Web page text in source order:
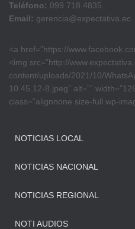
Teléfono: 099 718 4835
Email: gerencia@expectativa.ec
<a href=”https://
<img src=”http://
content/uploads/2021/10/
10.45.12-8.jpeg” alt=””
class=”alignnone size-full wp-
NOTICIAS LOCAL
NOTICIAS NACIONAL
NOTICIAS REGIONAL
NOTI AUDIOS